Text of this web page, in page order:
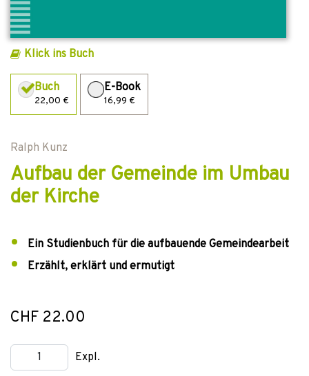
Klick ins Buch
Buch
22,00 €
E-Book
16,99 €
Ralph Kunz
Aufbau der Gemeinde im Umbau
der Kirche
Ein Studienbuch für die aufbauende Gemeindearbeit
Erzählt, erklärt und ermutigt
CHF 22.00
Expl.